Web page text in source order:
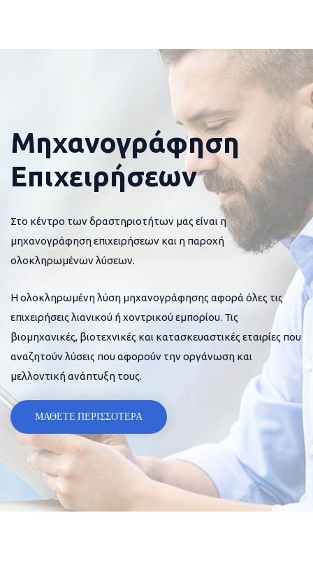
Μηχανογράφηση
Επιχειρήσεων
Στο κέντρο των δραστηριοτήτων μας είναι η
μηχανογράφηση επιχειρήσεων και η παροχή
ολοκληρωμένων λύσεων.
Η ολοκληρωμένη λύση μηχανογράφησης αφορά όλες τις
επιχειρήσεις λιανικού ή χοντρικού εμπορίου. Τις
βιομηχανικές, βιοτεχνικές και κατασκευαστικές εταιρίες που
αναζητούν λύσεις που αφορούν την οργάνωση και
μελλοντική ανάπτυξη τους.
ΜΑΘΕΤΕ ΠΕΡΙΣΣΟΤΕΡΑ